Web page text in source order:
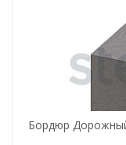
Бордюр